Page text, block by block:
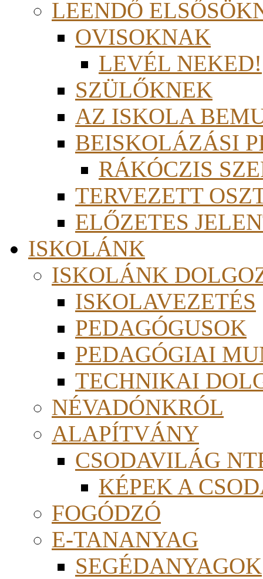
LEENDŐ
OVISOKNAK
LEVÉL NEKED!
SZÜLŐKNEK
AZ ISKOLA
BEISKOLÁZÁSI
RÁKÓCZIS
TERVEZETT
ELŐZETES
ISKOLÁNK
ISKOLÁNK
ISKOLAVEZETÉS
PEDAGÓGUSOK
PEDAGÓGIAI
TECHNIKAI
NÉVADÓNKRÓL
ALAPÍTVÁNY
CSODAVILÁG
KÉPEK A
FOGÓDZÓ
E-TANANYAG
SEGÉDANYAGOK